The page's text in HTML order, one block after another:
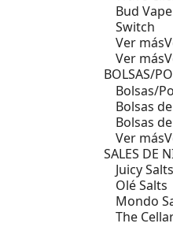
Bud
Switch
Ver más
Ver más
BOLSAS/
Bolsas/
Bolsas
Bolsas
Ver más
SALES DE
Juicy Salts
Olé Salts
Mondo
The